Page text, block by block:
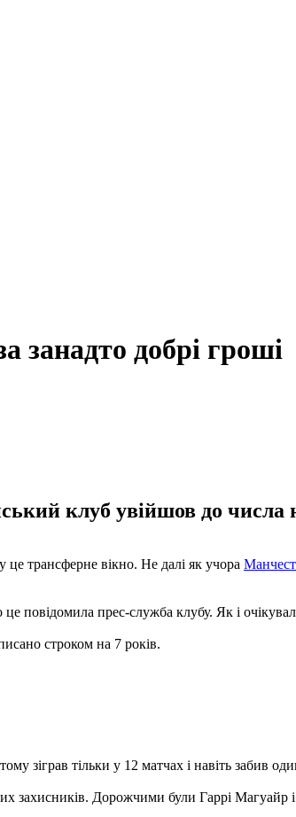
занадто добрі гроші
клуб увійшов до числа
трансферне вікно. Не далі як учора
прес-служба клубу. Як і
строком на 7 років.
зіграв тільки у 12 матчах і навіть забив
захисників. Дорожчими були Гаррі Магуайр